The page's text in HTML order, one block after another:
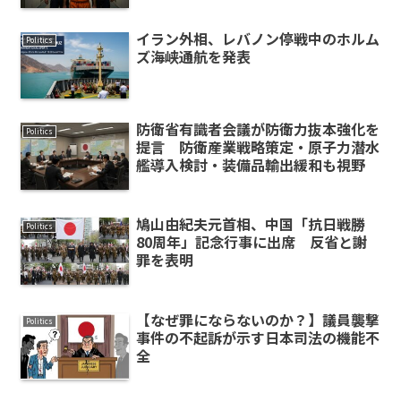
Politics
イラン外相、レバノン停戦中のホルム
ズ海峡通航を発表
Politics
防衛省有識者会議が防衛力抜本強化を
提言 防衛産業戦略策定・原子力潜水
艦導入検討・装備品輸出緩和も視野
Politics
鳩山由紀夫元首相、中国「抗日戦勝
80周年」記念行事に出席 反省と謝
罪を表明
Politics
【なぜ罪にならないのか？】議員襲撃
事件の不起訴が示す日本司法の機能不
全